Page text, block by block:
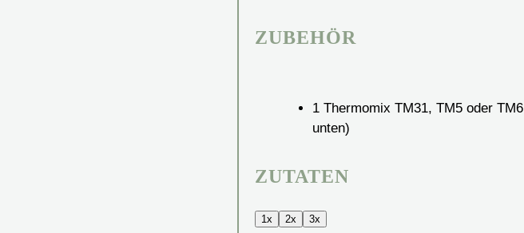
ZUBEHÖR
1 Thermomix TM31, TM5 oder TM6
unten)
ZUTATEN
1x 2x 3x